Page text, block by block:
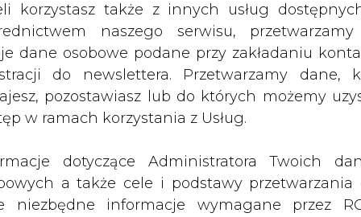
korzystasz także z innych usług
naszego serwisu,
dane osobowe podane przy zakładaniu
do newslettera. Przetwarzamy dane,
pozostawiasz lub do których możemy
w ramach korzystania z Usług.
dotyczące Administratora Twoich
a także cele i podstawy przetwarzania
niezbędne informacje wymagane przez
drukuj skomentuj udostępnij:
ZE PAK, cena docelowa